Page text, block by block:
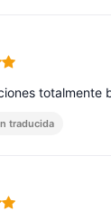
5
totalmente
traducida
5